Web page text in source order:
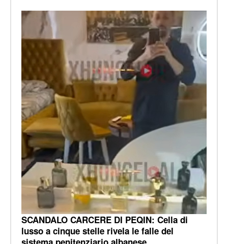
SCANDALO CARCERE DI PEQIN: Cella di
lusso a cinque stelle rivela le falle del